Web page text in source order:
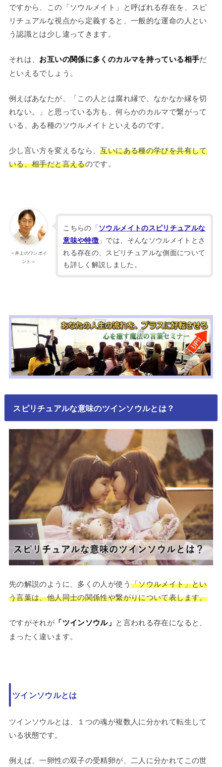
ですから、この「ソウルメイト」と呼ばれる存在を、スピ
リチュアルな視点から定義すると、一般的な運命の人とい
う認識とは少し違ってきます。
それは、 お互いの関係に多くのカルマを持っている相手だ
といえるでしょう。
例えばあなたが、「この人とは腐れ縁で、なかなか縁を切
れない。」と思っている方も、何らかのカルマで繋がって
いる、ある種のソウルメイトといえるのです。
少し言い方を変えるなら、互いにある種の学びを共有して
いる、相手だと言えるのです。
＜井上のワンポイ
ント＞
こちらの「ソウルメイトのスピリチュアルな
意味や特徴 」では、そんなソウルメイトとさ
れる存在の、スピリチュアルな側面について
も詳しく解説しました。
スピリチュアルな意味のツインソウルとは？
先の解説のように、多くの人が使う「ソウルメイト」とい
う言葉は、他人同士の関係性や繋がりについて表します。
ですがそれが 「ツインソウル」 と言われる存在になると、
まったく違います。
ツインソウルとは
ツインソウルとは、１つの魂が複数人に分かれて転生して
いる状態です。
例えば、一卵性の双子の受精卵が、二人に分かれてこの世